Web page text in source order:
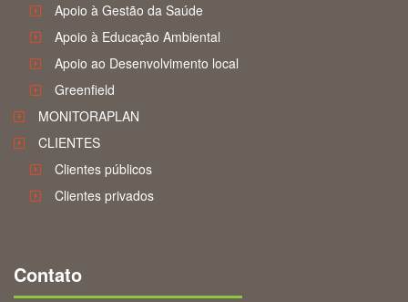
Apoio à Gestão da Saúde
Apoio à Educação Ambiental
Apoio ao Desenvolvimento local
Greenfield
MONITORAPLAN
CLIENTES
Clientes públicos
Clientes privados
Contato